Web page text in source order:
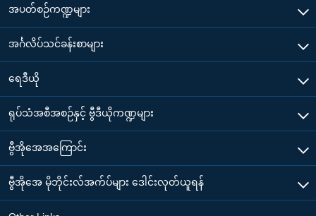
အပတ်စဉ်ကဏ္ဍများ
အင်္ဂလိပ်သင်ခန်းစာများ
ရေဒီယို
ရုပ်သံအစီအစဉ်နှင့် ဗွီဒီယိုကဏ္ဍများ
ဗွီအိုအေအကြောင်း
ဗွီအိုအေ မိုဘိုင်းလ်အက်ပ်များ ဒေါင်းလုတ်ယူရန်